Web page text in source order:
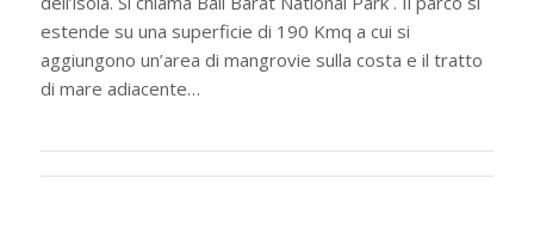
estende su una superficie di 190 Kmq a cui si
aggiungono un’area di mangrovie sulla costa e il tratto
di mare adiacente…